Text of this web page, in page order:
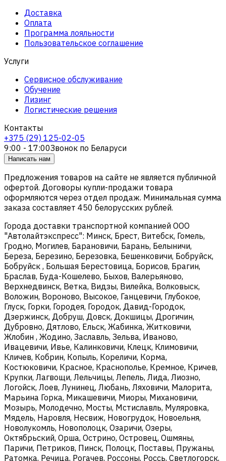
Доставка
Оплата
Программа лояльности
Пользовательское соглашение
Услуги
Сервисное обслуживание
Обучение
Лизинг
Логистические решения
Контакты
+375 (29) 125-02-05
9:00 - 17:00Звонок по Беларуси
Написать нам
Предложения товаров на сайте не является публичной
офертой. Договоры купли-продажи товара
оформляются через отдел продаж. Минимальная сумма
заказа составляет 450 белорусских рублей.
Города доставки транспортной компанией ООО
"Автолайтэкспресс": Минск, Брест, Витебск, Гомель,
Гродно, Могилев, Барановичи, Барань, Белыничи,
Береза, Березино, Березовка, Бешенковичи, Бобруйск,
Бобруйск , Большая Берестовица, Борисов, Брагин,
Браслав, Буда-Кошелево, Быхов, Валерьяново,
Верхнедвинск, Ветка, Видзы, Вилейка, Волковыск,
Воложин, Вороново, Высокое, Ганцевичи, Глубокое,
Глуск, Горки, Городея, Городок, Давид-Городок,
Дзержинск, Добруш, Довск, Докшицы, Дрогичин,
Дубровно, Дятлово, Ельск, Жабинка, Житковичи,
Жлобин , Жодино, Заславль, Зельва, Иваново,
Ивацевичи, Ивье, Калинковичи, Клецк, Климовичи,
Кличев, Кобрин, Копыль, Кореличи, Корма,
Костюковичи, Красное, Краснополье, Кремное, Кричев,
Крупки, Лагвощи, Лельчицы, Лепель, Лида, Лиозно,
Логойск, Лоев, Лунинец, Любань, Ляховичи, Малорита,
Марьина Горка, Микашевичи, Миоры, Михановичи,
Мозырь, Молодечно, Мосты, Мстиславль, Муляровка,
Мядель, Наровля, Несвиж, Новогрудок, Новоельня,
Новолукомль, Новополоцк, Озаричи, Озеры,
Октябрьский, Орша, Острино, Островец, Ошмяны,
Паричи, Петриков, Пинск, Полоцк, Поставы, Пружаны,
Ратомка, Речица, Рогачев, Россоны, Россь, Светлогорск,